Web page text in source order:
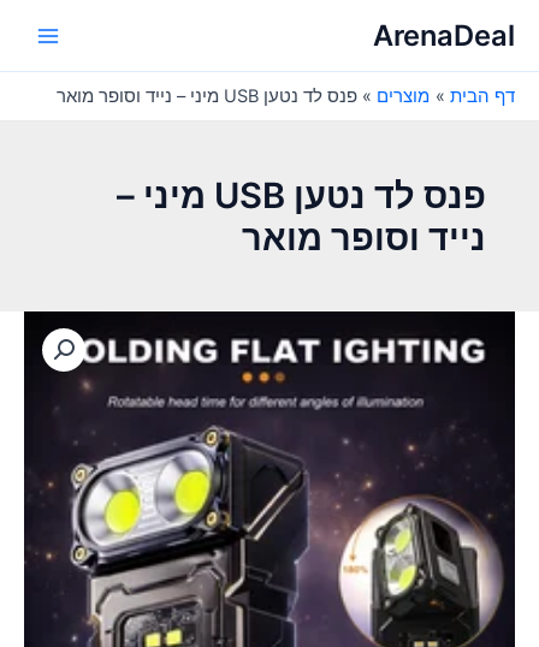
לתוכןArenaDeal
דף הבית מוצרים פנס לד נטען USB מיני – נייד וסופר מואר
פנס לד נטען USB מיני –
נייד וסופר מואר